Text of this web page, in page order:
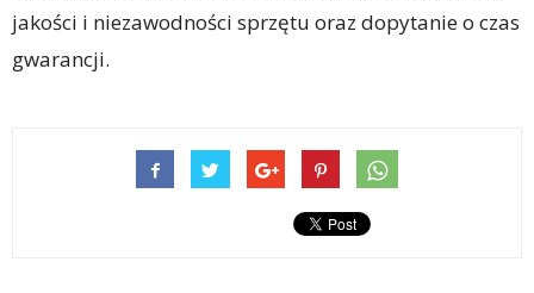
jakości i niezawodności sprzętu oraz dopytanie o czas
gwarancji.